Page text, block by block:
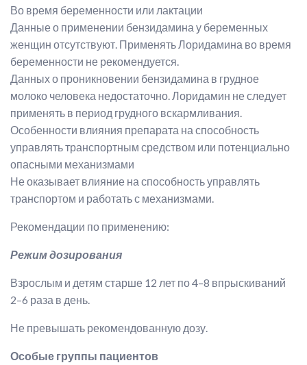
Во время беременности или лактации
Данные о применении бензидамина у беременных
женщин отсутствуют. Применять Лоридамина во время
беременности не рекомендуется.
Данных о проникновении бензидамина в грудное
молоко человека недостаточно. Лоридамин не следует
применять в период грудного вскармливания.
Особенности влияния препарата на способность
управлять транспортным средством или потенциально
опасными механизмами
Не оказывает влияние на способность управлять
транспортом и работать с механизмами.
Рекомендации по применению:
Режим дозирования
Взрослым и детям старше 12 лет по 4–8 впрыскиваний
2–6 раза в день.
Не превышать рекомендованную дозу.
Особые группы пациентов